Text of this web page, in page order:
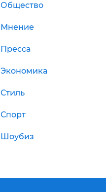
Общество
Мнение
Пресса
Экономика
Стиль
Спорт
Шоубиз